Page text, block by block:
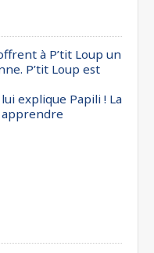
à P’tit Loup un
P’tit Loup est
explique Papili ! La
apprendre